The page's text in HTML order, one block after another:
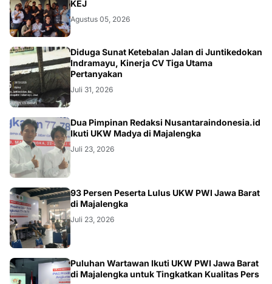
KEJ
Agustus 05, 2026
KRIMINAL
Diduga Sunat Ketebalan Jalan di Juntikedokan
Indramayu, Kinerja CV Tiga Utama
Pertanyakan
Juli 31, 2026
Dua Pimpinan Redaksi Nusantaraindonesia.id
Ikuti UKW Madya di Majalengka
Juli 23, 2026
93 Persen Peserta Lulus UKW PWI Jawa Barat
di Majalengka
Juli 23, 2026
Puluhan Wartawan Ikuti UKW PWI Jawa Barat
di Majalengka untuk Tingkatkan Kualitas Pers